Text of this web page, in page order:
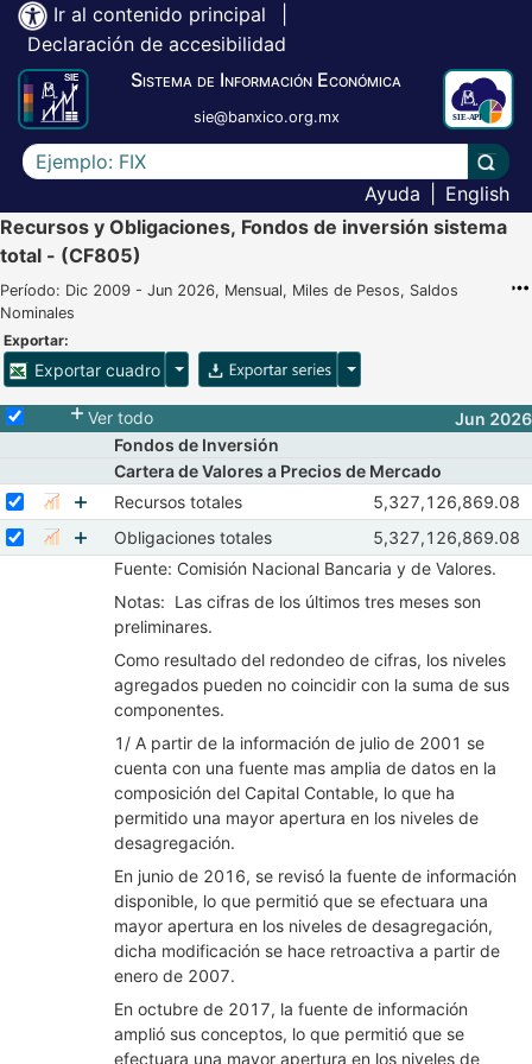
Ir al contenido principal
Declaración de accesibilidad
Sistema de Información Económica
sie@banxico.org.mx
Escriba el texto a buscar
Ayuda
English
Recursos y Obligaciones, Fondos de inversión sistema
total - (CF805)
Período: Dic 2009 - Jun 2026, Mensual, Miles de Pesos, Saldos
Nominales
Exportar:
Exportar cuadro Opciones para exportar cuadroOpciones para exportar
Selecciona o desmarca todas las series
Ver todo
Jun 2026
Fondos de Inversión
Cartera de Valores a Precios de Mercado
Seleccione sus series
Seleccionar serie Recursos totales Mostrar gráfica de la serie Recursos totales
Mostrar elementos de Recursos totales
Recursos totales Observaciones de
Abr 2026May
5,327,126,869.08
Seleccione sus series
Seleccionar serie Obligaciones totalesMostrar gráfica de la serie Obligaciones totales
Mostrar elementos de Obligaciones totales
Obligaciones totales Observaciones de
Abr 2026May
5,327,126,869.08
Fuente: Comisión Nacional Bancaria y de Valores.
Notas: Las cifras de los últimos tres meses son
preliminares.
Como resultado del redondeo de cifras, los niveles
agregados pueden no coincidir con la suma de sus
componentes.
1/ A partir de la información de julio de 2001 se
cuenta con una fuente mas amplia de datos en la
composición del Capital Contable, lo que ha
permitido una mayor apertura en los niveles de
desagregación.
En junio de 2016, se revisó la fuente de información
disponible, lo que permitió que se efectuara una
mayor apertura en los niveles de desagregación,
dicha modificación se hace retroactiva a partir de
enero de 2007.
En octubre de 2017, la fuente de información
amplió sus conceptos, lo que permitió que se
efectuara una mayor apertura en los niveles de